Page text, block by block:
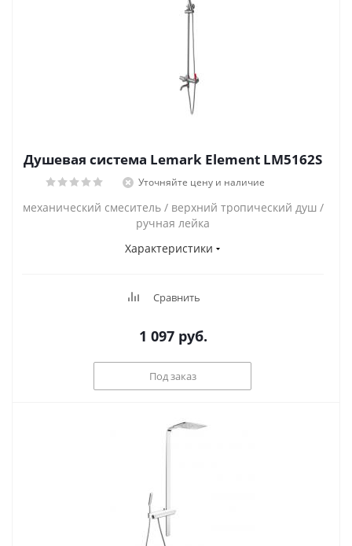
Душевая система Lemark Element LM5162S
Уточняйте цену и наличие
механический смеситель / верхний тропический душ /
ручная лейка
Характеристики
Сравнить
1 097 руб.
Под заказ